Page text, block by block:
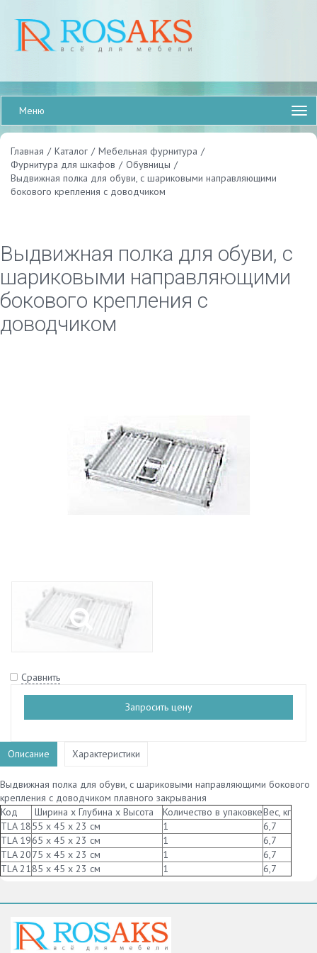
Меню
Главная / Каталог / Мебельная фурнитура /
Фурнитура для шкафов / Обувницы /
Выдвижная полка для обуви, с шариковыми направляющими
бокового крепления с доводчиком
Выдвижная полка для обуви, с
шариковыми направляющими
бокового крепления с
доводчиком
Сравнить
Запросить цену
Описание Характеристики
Выдвижная полка для обуви, с шариковыми направляющими бокового
крепления с доводчиком плавного закрывания
Код
Ширина х Глубина х Высота Количество в упаковкеВес, кг
TLA 1855 х 45 х 23 см 1
6,7
TLA 1965 х 45 х 23 см 1
6,7
TLA 2075 х 45 х 23 см 1
6,7
TLA 21 85 х 45 х 23 см 1 6,7